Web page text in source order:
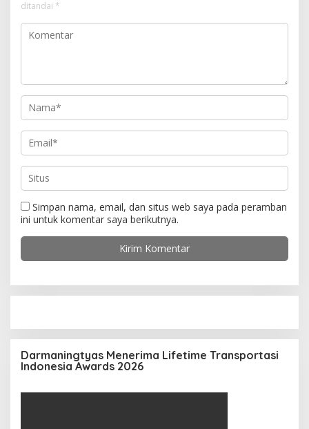
i
p
ditandai *
Simpan nama, email, dan situs web saya pada peramban
ini untuk komentar saya berikutnya.
Darmaningtyas Menerima Lifetime Transportasi
Indonesia Awards 2026